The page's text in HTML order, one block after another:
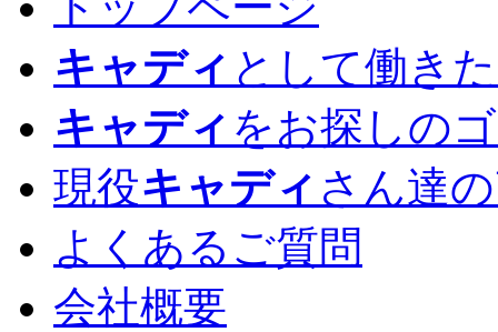
キャディ として働き
キャディ をお探しの
現役キャディ さん達
よくあるご質問
会社概要